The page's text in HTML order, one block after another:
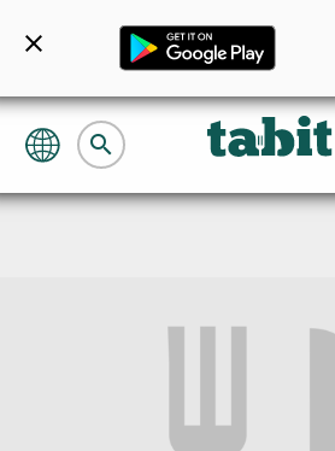
close
search